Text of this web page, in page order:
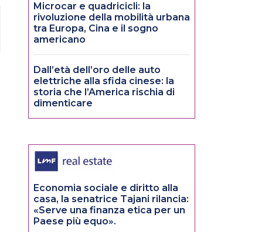
Microcar e quadricicli: la
rivoluzione della mobilità urbana
tra Europa, Cina e il sogno
americano
Dall’età dell’oro delle auto
elettriche alla sfida cinese: la
storia che l’America rischia di
dimenticare
Economia sociale e diritto alla
casa, la senatrice Tajani rilancia:
«Serve una finanza etica per un
Paese più equo».